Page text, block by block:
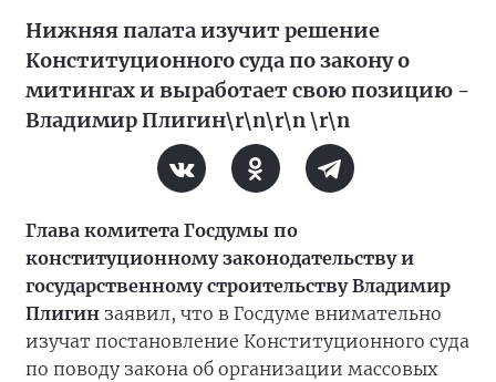
Нижняя палата изучит решение
Конституционного суда по закону о
митингах и выработает свою позицию -
Владимир Плигин\r\n\r\n \r\n
Глава комитета Госдумы по
конституционному законодательству и
государственному строительству Владимир
Плигин заявил, что в Госдуме внимательно
изучат постановление Конституционного суда
по поводу закона об организации массовых